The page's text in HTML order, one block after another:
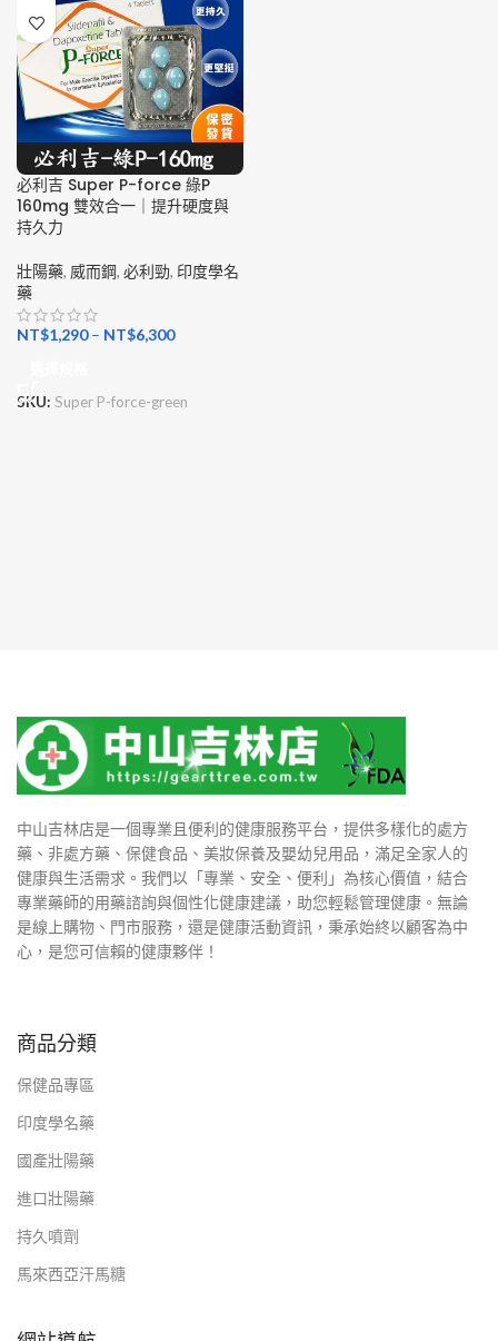
必利吉 Super P-force 綠P
160mg 雙效合一｜提升硬度與
持久力
壯陽藥, 威而鋼, 必利勁, 印度學名
藥
NT$1,290– NT$6,300
SKU: Super P-force-green
中山吉林店是一個專業且便利的健康服務平台，提供多樣化的處方
藥、非處方藥、保健食品、美妝保養及嬰幼兒用品，滿足全家人的
健康與生活需求。我們以「專業、安全、便利」為核心價值，結合
專業藥師的用藥諮詢與個性化健康建議，助您輕鬆管理健康。無論
是線上購物、門市服務，還是健康活動資訊，秉承始終以顧客為中
心，是您可信賴的健康夥伴！
商品分類
保健品專區
印度學名藥
國產壯陽藥
進口壯陽藥
持久噴劑
馬來西亞汗馬糖